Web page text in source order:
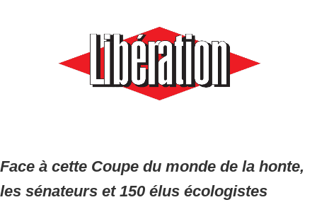
Face à cette Coupe du monde de la honte,
les sénateurs et 150 élus écologistes